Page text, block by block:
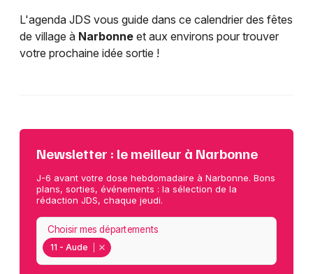
L'agenda JDS vous guide dans ce calendrier des fêtes
de village à Narbonne et aux environs pour trouver
votre prochaine idée sortie !
Newsletter : le meilleur à Narbonne
J-6 avant votre dose hebdomadaire à Narbonne. Bons
plans, sorties, événements : la sélection de la
rédaction JDS, chaque jeudi.
11 - Aude
Choisir mes départements